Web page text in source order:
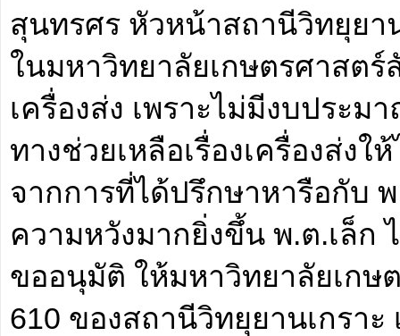
สุนทรศร หัวหน้าสถานีวิทยุยา
ในมหาวิทยาลัยเกษตรศาสต
เครื่องส่ง เพราะไม่มีงบประ
ทางช่วยเหลือเรื่องเครื่องส่งใ
จากการที่ได้ปรึกษาหารือกับ
ความหวังมากยิ่งขึ้น พ.ต.เล็
ขออนุมัติ ให้มหาวิทยาลัยเกษ
610 ของสถานีวิทยุยานเกราะ